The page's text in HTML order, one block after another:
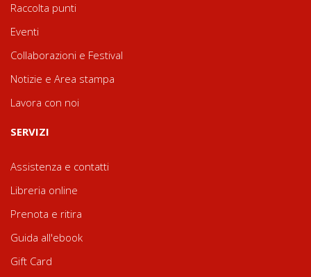
Raccolta punti
Eventi
Collaborazioni e Festival
Notizie e Area stampa
Lavora con noi
SERVIZI
Assistenza e contatti
Libreria online
Prenota e ritira
Guida all'ebook
Gift Card